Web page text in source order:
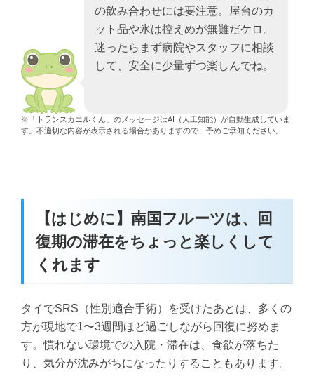
の飲み合わせには要注意。屋台のカ
ット品や氷は控えめが無難だケロ。
迷ったらまず病院やスタッフに相談
して、安全に少量ずつ楽しんでね。
※「トランスカエルくん」のメッセージはAI（人工知能）が自動生成していま
す。不適切な内容が表示される場合がありますので、予めご承知ください。
【はじめに】南国フルーツは、回
復期の滞在をちょっと楽しくして
くれます
タイでSRS（性別適合手術）を受けたあとは、多くの
方が現地で1〜3週間ほど過ごしながら回復に努めま
す。慣れない環境での入院・滞在は、食欲が落ちた
り、気分が沈みがちになったりすることもあります。